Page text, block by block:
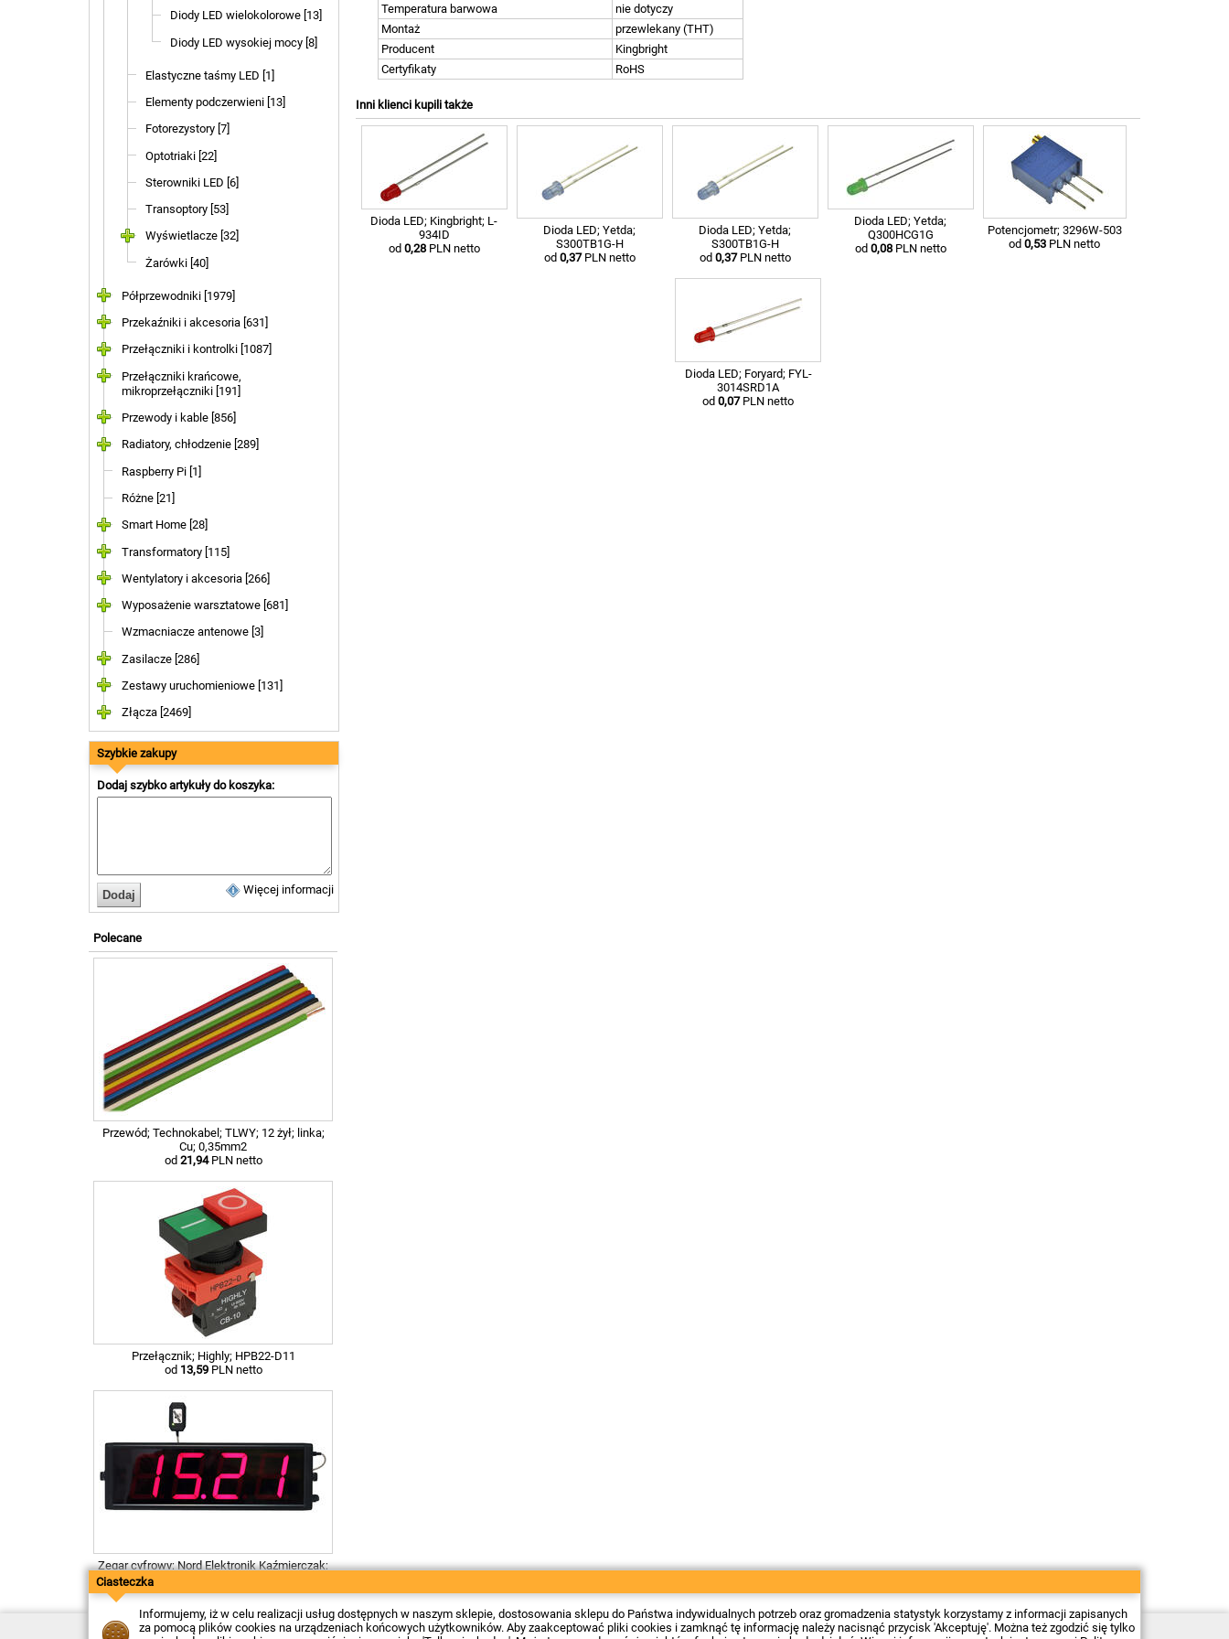
Diody LED wielokolorowe [13]
Diody LED wysokiej mocy [8]
Elastyczne taśmy LED [1]
Elementy podczerwieni [13]
Fotorezystory [7]
Optotriaki [22]
Sterowniki LED [6]
Transoptory [53]
Wyświetlacze [32]
Żarówki [40]
Półprzewodniki [1979]
Przekaźniki i akcesoria [631]
Przełączniki i kontrolki [1087]
Przełączniki krańcowe,
mikroprzełączniki [191]
Przewody i kable [856]
Radiatory, chłodzenie [289]
Raspberry Pi [1]
Różne [21]
Smart Home [28]
Transformatory [115]
Wentylatory i akcesoria [266]
Wyposażenie warsztatowe [681]
Wzmacniacze antenowe [3]
Zasilacze [286]
Zestawy uruchomieniowe [131]
Złącza [2469]
Szybkie zakupy
Dodaj szybko artykuły do koszyka:
Więcej informacji
Polecane
Przewód; Technokabel; TLWY; 12 żył; linka;
Cu; 0,35mm2
od 21,94PLN netto
Przełącznik; Highly; HPB22-D11
od 13,59PLN netto
Zegar cyfrowy; Nord Elektronik Kaźmierczak;
od1094,72PLN netto
Temperatura barwowa
nie dotyczy
Montaż
przewlekany (THT)
Producent
Kingbright
Certyfikaty
RoHS
Inni klienci kupili także
Dioda LED; Kingbright; L-
934ID
od 0,28PLN netto
Dioda LED; Yetda;
S300TB1G-H
od 0,37PLN netto
Dioda LED; Yetda;
S300TB1G-H
od 0,37PLN netto
Dioda LED; Yetda;
Q300HCG1G
od 0,08PLN netto
Potencjometr; 3296W-503
od 0,53 PLN netto
Dioda LED; Foryard; FYL-
3014SRD1A
od 0,07PLN netto
Ciasteczka
Informujemy, iż w celu realizacji usług dostępnych w naszym sklepie, dostosowania sklepu do Państwa indywidualnych potrzeb oraz gromadzenia statystyk korzystamy z informacji zapisanych
za pomocą plików cookies na urządzeniach końcowych użytkowników. Aby zaakceptować pliki cookies i zamknąć tę informację należy nacisnąć przycisk 'Akceptuję'. Można też zgodzić się tylko